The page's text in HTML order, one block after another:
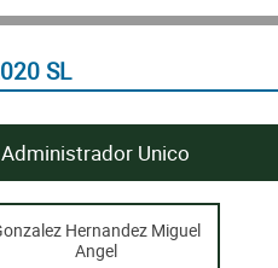
SL
Administrador Unico
Hernandez Miguel
Angel